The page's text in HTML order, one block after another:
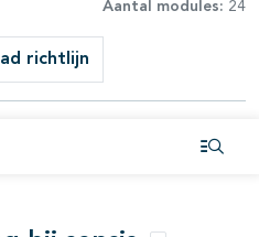
Aantal modules: 24
richtlijn